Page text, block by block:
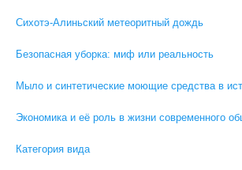
Сихотэ-Алиньский метеоритный дождь
Безопасная уборка: миф или реальность
Мыло и синтетические моющие средства в
Экономика и её роль в жизни современного
Категория вида